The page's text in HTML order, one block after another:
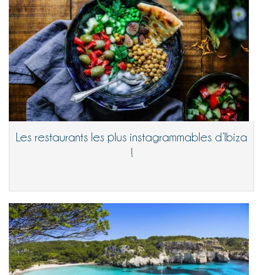
Les restaurants les plus instagrammables d’Ibiza
!